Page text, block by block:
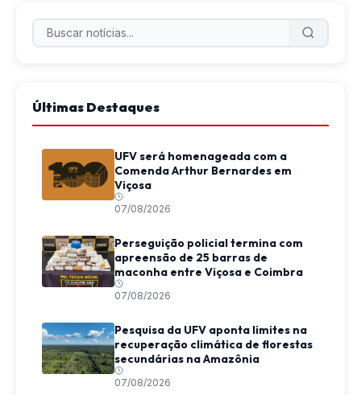
Últimas Destaques
UFV será homenageada com a
Comenda Arthur Bernardes em
Viçosa
07/08/2026
Perseguição policial termina com
apreensão de 25 barras de
maconha entre Viçosa e Coimbra
07/08/2026
Pesquisa da UFV aponta limites na
recuperação climática de florestas
secundárias na Amazônia
07/08/2026